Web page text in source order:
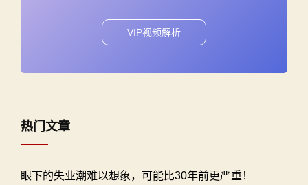
VIP视频解析
热门文章
眼下的失业潮难以想象，可能比30年前更严重！